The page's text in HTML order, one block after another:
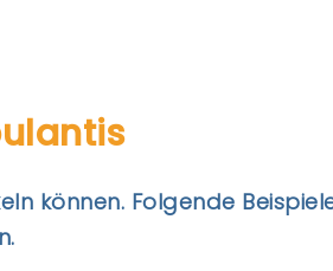
können. Folgende